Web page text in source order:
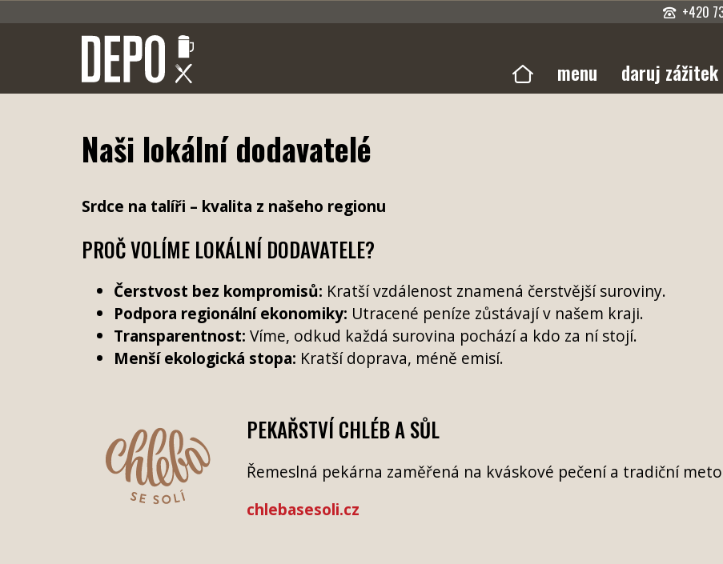
+420
menu daruj zážitek
Naši lokální dodavatelé
Srdce na talíři – kvalita z našeho regionu
PROČ VOLÍME LOKÁLNÍ DODAVATELE?
Čerstvost bez kompromisů: Kratší vzdálenost znamená čerstvější suroviny.
Podpora regionální ekonomiky: Utracené peníze zůstávají v našem kraji.
Transparentnost: Víme, odkud každá surovina pochází a kdo za ní stojí.
Menší ekologická stopa: Kratší doprava, méně emisí.
PEKAŘSTVÍ CHLÉB A SŮL
Řemeslná pekárna zaměřená na kváskové pečení a tradiční
chlebasesoli.cz